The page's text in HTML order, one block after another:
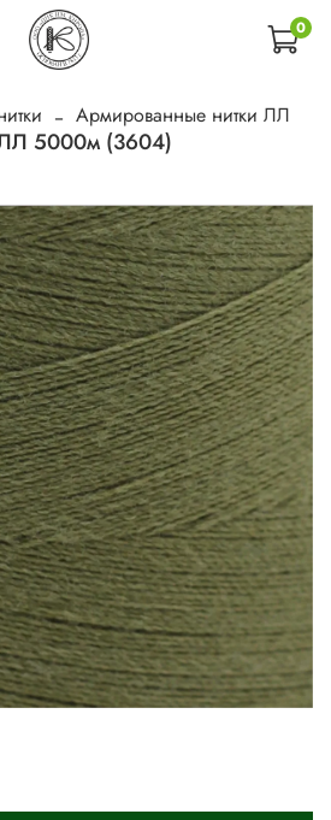
0
Армированные нитки ЛЛ
5000м (3604)